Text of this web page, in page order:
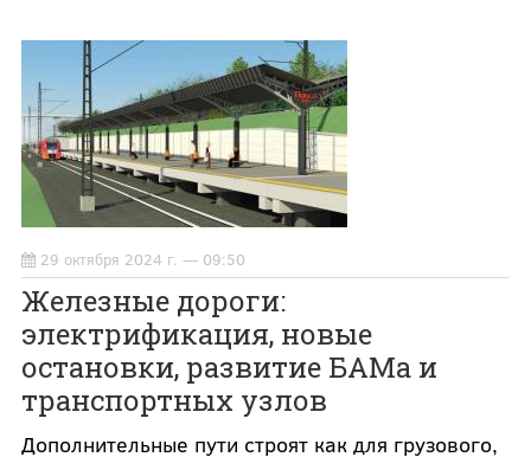
29 октября 2024 г. — 09:50
Железные дороги:
электрификация, новые
остановки, развитие БАМа и
транспортных узлов
Дополнительные пути строят как для грузового,